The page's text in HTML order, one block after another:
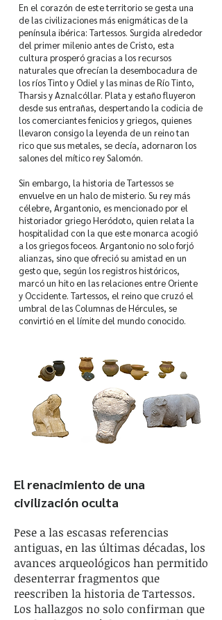
En el corazón de este territorio se gesta una
de las civilizaciones más enigmáticas de la
península ibérica: Tartessos. Surgida alrededor
del primer milenio antes de Cristo, esta
cultura prosperó gracias a los recursos
naturales que ofrecían la desembocadura de
los ríos Tinto y Odiel y las minas de Río Tinto,
Tharsis y Aznalcóllar. Plata y estaño fluyeron
desde sus entrañas, despertando la codicia de
los comerciantes fenicios y griegos, quienes
llevaron consigo la leyenda de un reino tan
rico que sus metales, se decía, adornaron los
salones del mítico rey Salomón.
Sin embargo, la historia de Tartessos se
envuelve en un halo de misterio. Su rey más
célebre, Argantonio, es mencionado por el
historiador griego Heródoto, quien relata la
hospitalidad con la que este monarca acogió
a los griegos foceos. Argantonio no solo forjó
alianzas, sino que ofreció su amistad en un
gesto que, según los registros históricos,
marcó un hito en las relaciones entre Oriente
y Occidente. Tartessos, el reino que cruzó el
umbral de las Columnas de Hércules, se
convirtió en el límite del mundo conocido.
El renacimiento de una
civilización oculta
Pese a las escasas referencias
antiguas, en las últimas décadas, los
avances arqueológicos han permitido
desenterrar fragmentos que
reescriben la historia de Tartessos.
Los hallazgos no solo confirman que